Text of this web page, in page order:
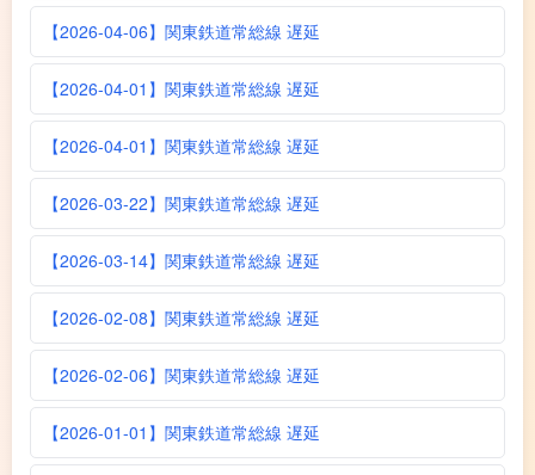
【2026-04-06】関東鉄道常総線 遅延
【2026-04-01】関東鉄道常総線 遅延
【2026-04-01】関東鉄道常総線 遅延
【2026-03-22】関東鉄道常総線 遅延
【2026-03-14】関東鉄道常総線 遅延
【2026-02-08】関東鉄道常総線 遅延
【2026-02-06】関東鉄道常総線 遅延
【2026-01-01】関東鉄道常総線 遅延